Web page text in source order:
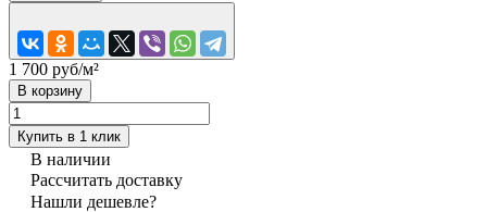
1 700 руб/м²
В корзину
Купить в 1 клик
В наличии
Рассчитать доставку
Нашли дешевле?